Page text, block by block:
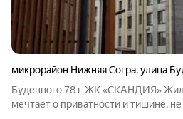
микрорайон Нижняя Согра,улица
Буденного 78 г-ЖК «СКАНДИЯ»
мечтает о приватности и тишине,